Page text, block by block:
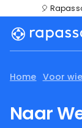
🎈
Home Voor wie
Naar